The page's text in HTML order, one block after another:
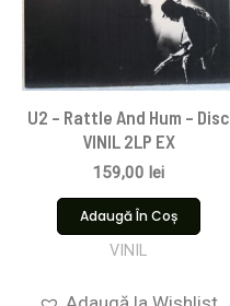
U2 – Rattle And Hum – Disc
VINIL 2LP EX
159,00 lei
Adaugă În Coș
VINIL